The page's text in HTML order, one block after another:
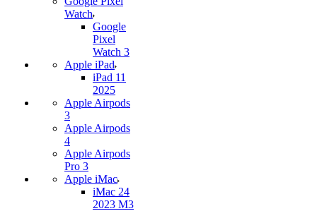
Watch
Google
Pixel
Watch 3
Apple iPad
iPad 11
2025
Apple Airpods
3
Apple Airpods
4
Apple Airpods
Pro 3
Apple iMac
iMac 24
2023 M3